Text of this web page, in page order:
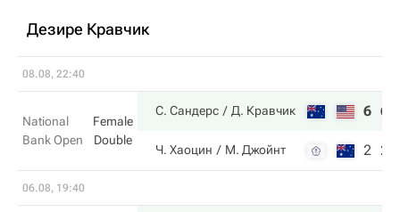
Дезире Кравчик
08.08, 22:40
National
Bank Open
Female
Double
С. Сандерс Д. Кравчик 6 6
Ч. Хаоцин М. Джойнт 2 2
06.08, 19:40